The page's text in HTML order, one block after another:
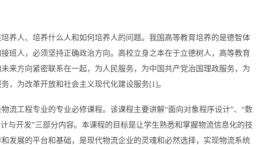
养人、培养什么人和如何培养人的问题。我国高等教育培养的是德智体
班人，必须坚持正确政治方向。高校立身之本在于立德树人，高等教育
来方向紧密联系在一起，为人民服务，为中国共产党治国理政服务，为
，为改革开放和社会主义现代化建设服务[1]。
流工程专业的专业必修课程。该课程主要讲解“面向对象程序设计”、“数
与开发”三部分内容。本课程的目标是让学生熟悉和掌握物流信息化的技
发展的平台和基础，是现代物流企业的灵魂和必然选择，实现物流系统